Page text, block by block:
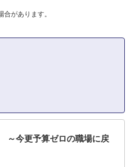
があります。
～今更予算ゼロの職場に戻